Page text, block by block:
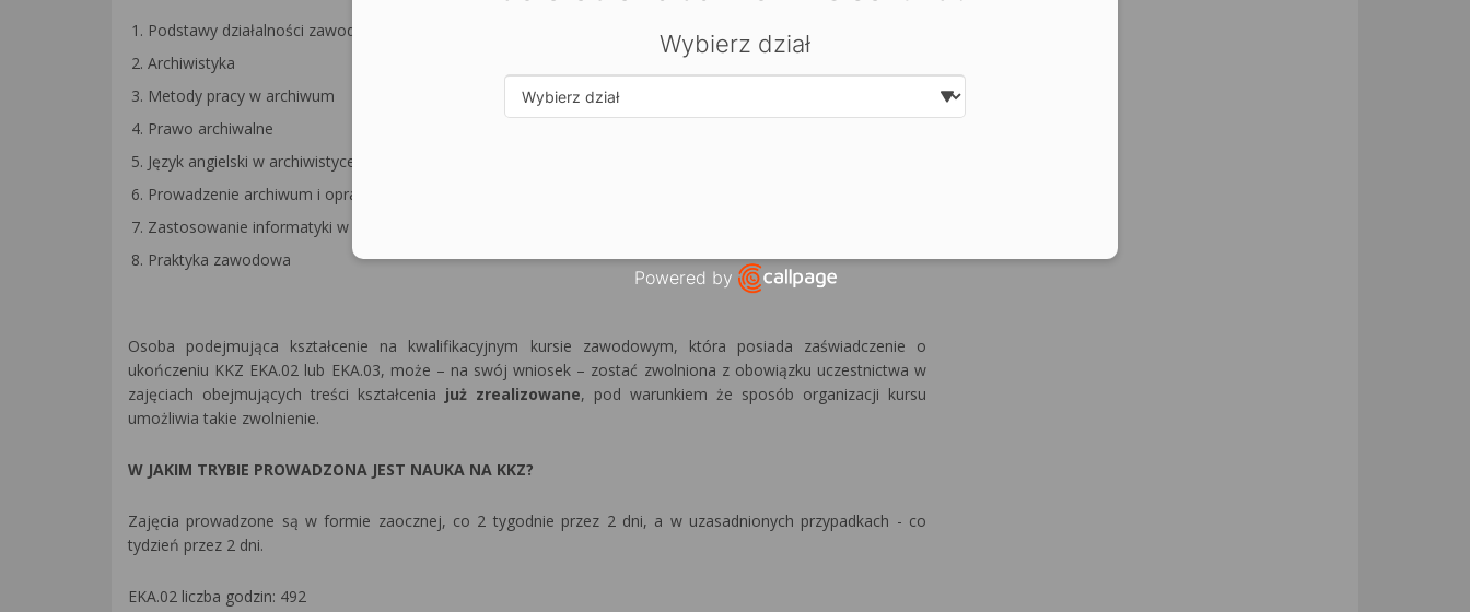
Podstawy działalności zawodowej
Archiwistyka
Metody pracy w archiwum
Prawo archiwalne
Język angielski w archiwistyce
Prowadzenie archiwum i opracowanie materiałów archiwalnych
Zastosowanie informatyki w archiwistyce
Praktyka zawodowa
Osoba podejmująca kształcenie na kwalifikacyjnym kursie zawodowym, która posiada zaświadczenie o
ukończeniu KKZ EKA.02 lub EKA.03, może – na swój wniosek – zostać zwolniona z obowiązku uczestnictwa w
zajęciach obejmujących treści kształcenia już zrealizowane, pod warunkiem że sposób organizacji kursu
umożliwia takie zwolnienie.
W JAKIM TRYBIE PROWADZONA JEST NAUKA NA KKZ?
Zajęcia prowadzone są w formie zaocznej, co 2 tygodnie przez 2 dni, a w uzasadnionych przypadkach - co
tydzień przez 2 dni.
EKA.02 liczba godzin: 492
Wybierz dział
Powered by